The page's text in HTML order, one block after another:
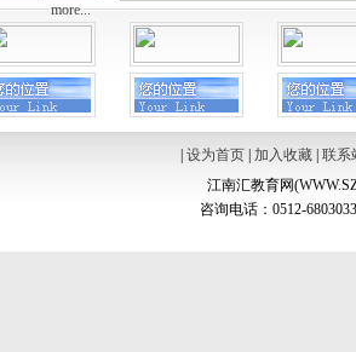
more...
设为首页| 加入收藏| 联系
江南汇教育网
咨询电话：0512-